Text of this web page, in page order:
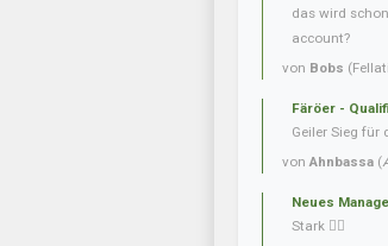
das wird
account?
von Bobs
Färöer -
Geiler Sieg für
vonAhnbassa
Neues
Stark 👍🏼